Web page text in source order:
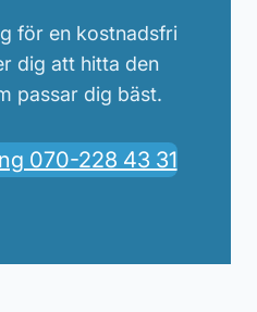
för en kostnadsfri
dig att hitta den
passar dig bäst.
070-228 43 31